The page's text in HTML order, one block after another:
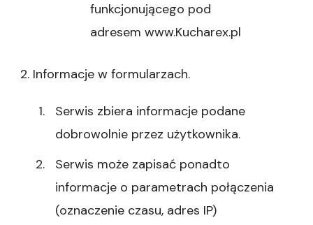
funkcjonującego pod
adresem www.Kucharex.pl
2. Informacje w formularzach.
Serwis zbiera informacje podane
dobrowolnie przez użytkownika.
Serwis może zapisać ponadto
informacje o parametrach połączenia
(oznaczenie czasu, adres IP)